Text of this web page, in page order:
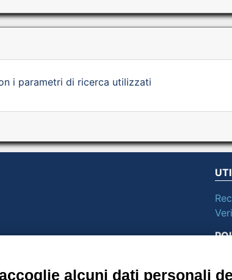
i parametri di ricerca utilizzati
alcuni dati personali